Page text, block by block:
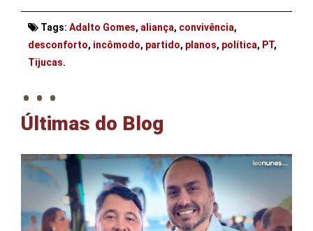
Tags: Adalto Gomes, aliança, convivência,
desconforto, incômodo, partido, planos, política, PT,
Tijucas.
. . .
Últimas do Blog